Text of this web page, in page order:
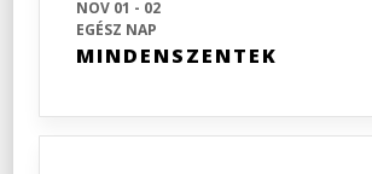
NOV 01 - 02
EGÉSZ NAP
MINDENSZENTEK